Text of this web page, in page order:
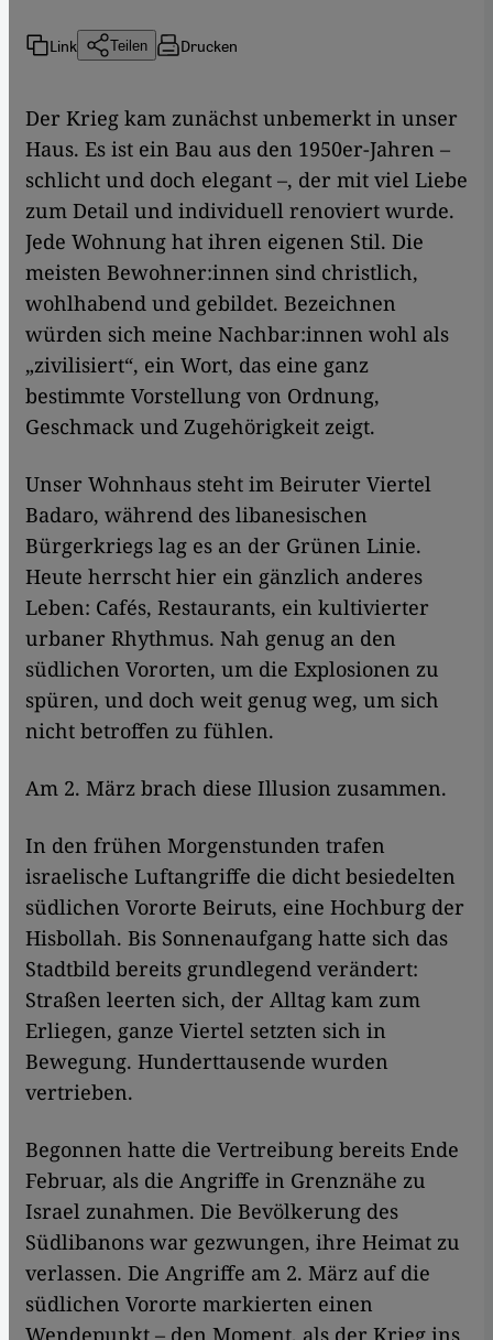
Link Teilen Drucken
Der Krieg kam zunächst unbemerkt in unser
Haus. Es ist ein Bau aus den 1950er-Jahren –
schlicht und doch elegant –, der mit viel Liebe
zum Detail und individuell renoviert wurde.
Jede Wohnung hat ihren eigenen Stil. Die
meisten Bewohner:innen sind christlich,
wohlhabend und gebildet. Bezeichnen
würden sich meine Nachbar:innen wohl als
„zivilisiert“, ein Wort, das eine ganz
bestimmte Vorstellung von Ordnung,
Geschmack und Zugehörigkeit zeigt.
Unser Wohnhaus steht im Beiruter Viertel
Badaro, während des libanesischen
Bürgerkriegs lag es an der Grünen Linie.
Heute herrscht hier ein gänzlich anderes
Leben: Cafés, Restaurants, ein kultivierter
urbaner Rhythmus. Nah genug an den
südlichen Vororten, um die Explosionen zu
spüren, und doch weit genug weg, um sich
nicht betroffen zu fühlen.
Am 2. März brach diese Illusion zusammen.
In den frühen Morgenstunden trafen
israelische Luftangriffe die dicht besiedelten
südlichen Vororte Beiruts, eine Hochburg der
Hisbollah. Bis Sonnenaufgang hatte sich das
Stadtbild bereits grundlegend verändert:
Straßen leerten sich, der Alltag kam zum
Erliegen, ganze Viertel setzten sich in
Bewegung. Hunderttausende wurden
vertrieben.
Begonnen hatte die Vertreibung bereits Ende
Februar, als die Angriffe in Grenznähe zu
Israel zunahmen. Die Bevölkerung des
Südlibanons war gezwungen, ihre Heimat zu
verlassen. Die Angriffe am 2. März auf die
südlichen Vororte markierten einen
Wendepunkt – den Moment, als der Krieg ins